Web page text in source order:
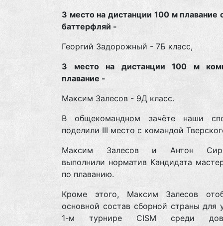
3 место на дистанции 100 м плавание
баттерфляй -
Георгий Задорожный - 7Б класс,
3 место на дистанции 100 м
плавание -
Максим Залесов - 9Д класс.
В общекомандном зачёте наши
поделили III место c командой
Максим Залесов и Антон
выполнили норматив Кандидата
по плаванию.
Кроме этого, Максим Залесов
основной состав сборной страны для
1-м турнире CISM среди